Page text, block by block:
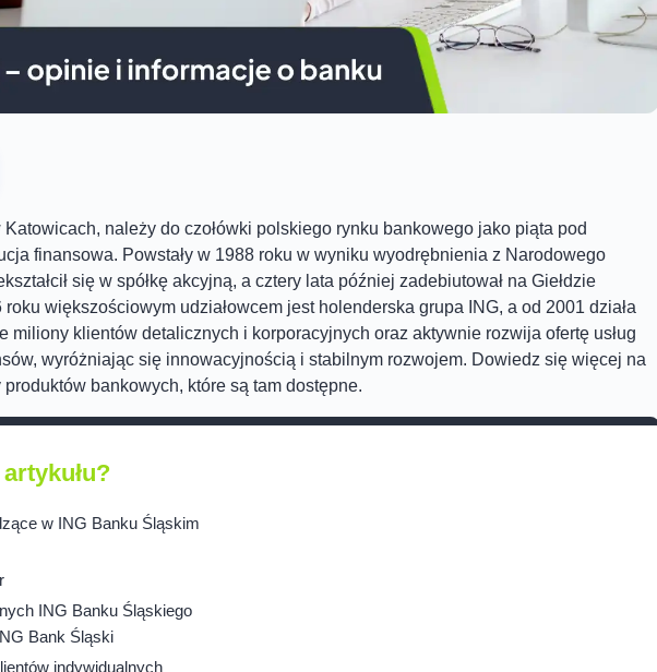
należy do czołówki polskiego rynku bankowego jako piąta pod
finansowa. Powstały w 1988 roku w wyniku wyodrębnienia z Narodowego
się w spółkę akcyjną, a cztery lata później zadebiutował na Giełdzie
większościowym udziałowcem jest holenderska grupa ING, a od 2001 działa
miliony klientów detalicznych i korporacyjnych oraz aktywnie rozwija ofertę usług
wyróżniając się innowacyjnością i stabilnym rozwojem. Dowiedz się więcej na
bankowych, które są tam dostępne.
w ING Banku Śląskim
ING Banku Śląskiego
Bank Śląski
indywidualnych